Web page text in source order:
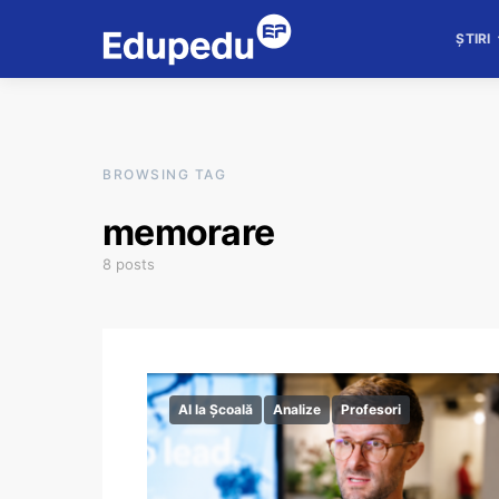
ȘTIRI
BROWSING TAG
memorare
8 posts
AI la Școală Analize Profesori